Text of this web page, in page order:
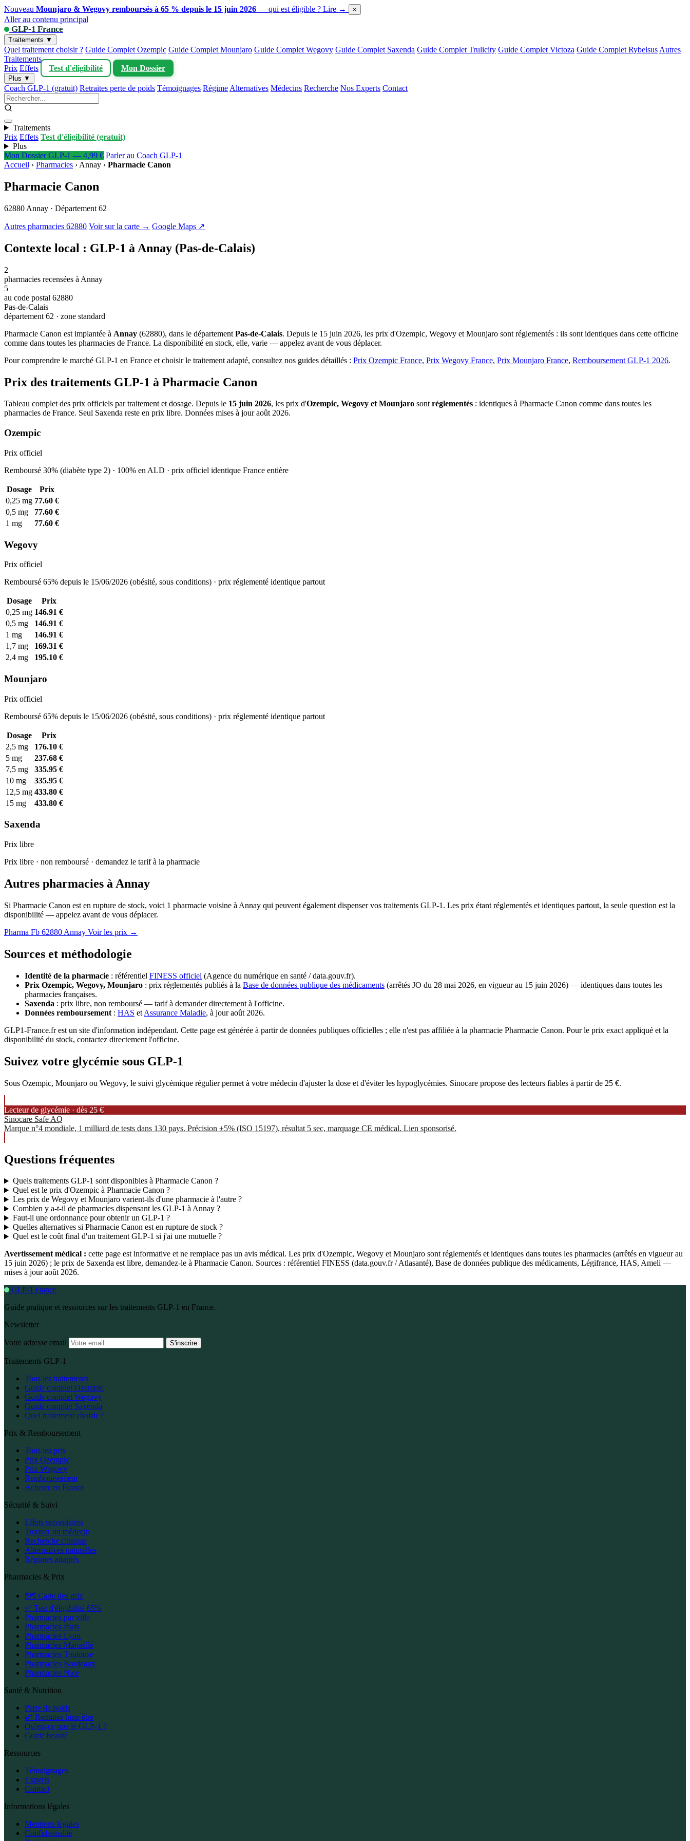
Nouveau Mounjaro & Wegovy remboursés à 65 % depuis le 15 juin 2026 — qui est éligible ? Lire → ×
Aller au contenu principal
GLP-1 France
Traitements ▼
Quel traitement choisir ? Guide Complet Ozempic Guide Complet Mounjaro Guide Complet Wegovy Guide Complet Saxenda Guide Complet Trulicity Guide Complet Victoza Guide Complet Rybelsus Autres
Traitements
Prix Effets Test d'éligibilité Mon Dossier
Plus ▼
Coach GLP-1 (gratuit) Retraites perte de poids Témoignages Régime Alternatives Médecins Recherche Nos Experts Contact
Traitements
Prix Effets Test d'éligibilité (gratuit)
Plus
Mon Dossier GLP-1 — 4,99 € Parler au Coach GLP-1
Accueil › Pharmacies › Annay › Pharmacie Canon
Pharmacie Canon
62880 Annay · Département 62
Autres pharmacies 62880 Voir sur la carte → Google Maps ↗
Contexte local : GLP-1 à Annay (Pas-de-Calais)
2
pharmacies recensées à Annay
5
au code postal 62880
Pas-de-Calais
département 62 · zone standard
Pharmacie Canon est implantée à Annay (62880), dans le département Pas-de-Calais. Depuis le 15 juin 2026, les prix d'Ozempic, Wegovy et Mounjaro sont réglementés : ils sont identiques dans cette officine
comme dans toutes les pharmacies de France. La disponibilité en stock, elle, varie — appelez avant de vous déplacer.
Pour comprendre le marché GLP-1 en France et choisir le traitement adapté, consultez nos guides détaillés : Prix Ozempic France, Prix Wegovy France, Prix Mounjaro France, Remboursement GLP-1 2026.
Prix des traitements GLP-1 à Pharmacie Canon
Tableau complet des prix officiels par traitement et dosage. Depuis le 15 juin 2026, les prix d'Ozempic, Wegovy et Mounjaro sontréglementés : identiques à Pharmacie Canon comme dans toutes les
pharmacies de France. Seul Saxenda reste en prix libre. Données mises à jour août 2026.
Ozempic
Prix officiel
Remboursé 30% (diabète type 2) · 100% en ALD · prix officiel identique France entière
Dosage
Prix
0,25 mg 77.60 €
0,5 mg
77.60 €
1 mg
77.60 €
Wegovy
Prix officiel
Remboursé 65% depuis le 15/06/2026 (obésité, sous conditions) · prix réglementé identique partout
Dosage
Prix
0,25 mg 146.91 €
0,5 mg
146.91 €
1 mg
146.91 €
1,7 mg
169.31 €
2,4 mg
195.10 €
Mounjaro
Prix officiel
Remboursé 65% depuis le 15/06/2026 (obésité, sous conditions) · prix réglementé identique partout
Dosage
Prix
2,5 mg
176.10 €
5 mg
237.68 €
7,5 mg
335.95 €
10 mg
335.95 €
12,5 mg 433.80 €
15 mg
433.80 €
Saxenda
Prix libre
Prix libre · non remboursé · demandez le tarif à la pharmacie
Autres pharmacies à Annay
Si Pharmacie Canon est en rupture de stock, voici 1 pharmacie voisine à Annay qui peuvent également dispenser vos traitements GLP-1. Les prix étant réglementés et identiques partout, la seule question est la
disponibilité — appelez avant de vous déplacer.
Pharma Fb 62880 Annay Voir les prix →
Sources et méthodologie
Identité de la pharmacie : référentiel FINESS officiel (Agence du numérique en santé / data.gouv.fr).
Prix Ozempic, Wegovy, Mounjaro : prix réglementés publiés à la Base de données publique des médicaments (arrêtés JO du 28 mai 2026, en vigueur au 15 juin 2026) — identiques dans toutes les
pharmacies françaises.
Saxenda : prix libre, non remboursé — tarif à demander directement à l'officine.
Données remboursement : HAS et Assurance Maladie, à jour août 2026.
GLP1-France.fr est un site d'information indépendant. Cette page est générée à partir de données publiques officielles ; elle n'est pas affiliée à la pharmacie Pharmacie Canon. Pour le prix exact appliqué et la
disponibilité du stock, contactez directement l'officine.
Suivez votre glycémie sous GLP-1
Sous Ozempic, Mounjaro ou Wegovy, le suivi glycémique régulier permet à votre médecin d'ajuster la dose et d'éviter les hypoglycémies. Sinocare propose des lecteurs fiables à partir de 25 €.
Lecteur de glycémie · dès 25 €
Sinocare Safe AQ
Marque n°4 mondiale, 1 milliard de tests dans 130 pays. Précision ±5% (ISO 15197), résultat 5 sec, marquage CE médical. Lien sponsorisé.
Questions fréquentes
Quels traitements GLP-1 sont disponibles à Pharmacie Canon ?
Quel est le prix d'Ozempic à Pharmacie Canon ?
Les prix de Wegovy et Mounjaro varient-ils d'une pharmacie à l'autre ?
Combien y a-t-il de pharmacies dispensant les GLP-1 à Annay ?
Faut-il une ordonnance pour obtenir un GLP-1 ?
Quelles alternatives si Pharmacie Canon est en rupture de stock ?
Quel est le coût final d'un traitement GLP-1 si j'ai une mutuelle ?
Avertissement médical : cette page est informative et ne remplace pas un avis médical. Les prix d'Ozempic, Wegovy et Mounjaro sont réglementés et identiques dans toutes les pharmacies (arrêtés en vigueur au
15 juin 2026) ; le prix de Saxenda est libre, demandez-le à Pharmacie Canon. Sources : référentiel FINESS (data.gouv.fr / Atlasanté), Base de données publique des médicaments, Légifrance, HAS, Ameli —
mises à jour août 2026.
GLP-1 France
Guide pratique et ressources sur les traitements GLP-1 en France.
Newsletter
Votre adresse email S'inscrire
Traitements GLP-1
Tous les traitements
Guide complet Ozempic
Guide complet Wegovy
Guide complet Saxenda
Quel traitement choisir ?
Prix & Remboursement
Tous les prix
Prix Ozempic
Prix Wegovy
Remboursement
Acheter en France
Sécurité & Suivi
Effets secondaires
Trouver un médecin
Recherche clinique
Alternatives naturelles
Régimes adaptés
Pharmacies & Prix
🗺️ Carte des prix
✅ Test d'éligibilité 65%
Pharmacies par ville
Pharmacies Paris
Pharmacies Lyon
Pharmacies Marseille
Pharmacies Toulouse
Pharmacies Bordeaux
Pharmacies Nice
Santé & Nutrition
Perte de poids
🌿 Retraites bien-être
Qu'est-ce que le GLP-1 ?
Guide beauté
Ressources
Témoignages
Experts
Contact
Informations légales
Mentions légales
Confidentialité